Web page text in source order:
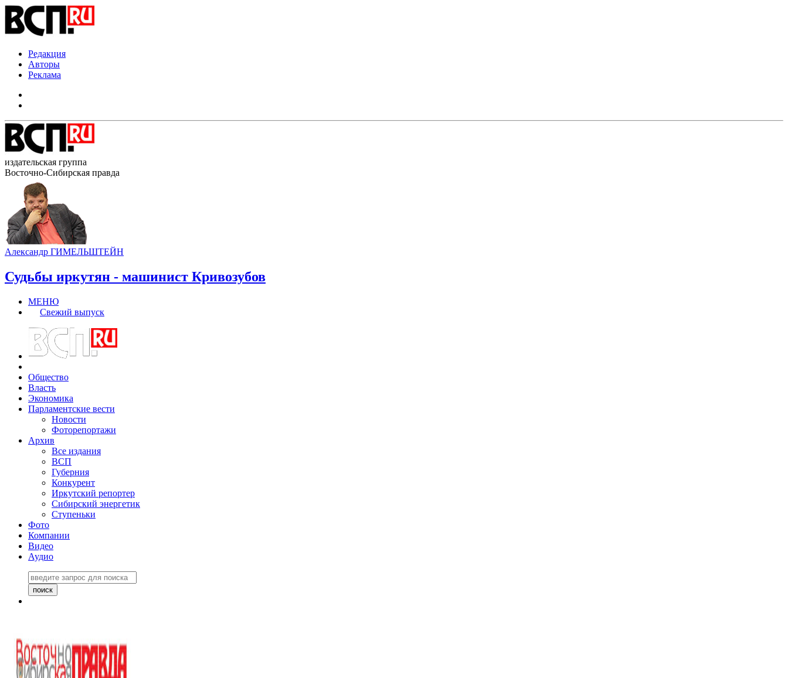
Редакция
Авторы
Реклама
издательская группа
Восточно-Сибирская правда
Александр ГИМЕЛЬШТЕЙН
Судьбы иркутян - машинист Кривозубов
МЕНЮ
Свежий выпуск
Общество
Власть
Экономика
Парламентские вести
Новости
Фоторепортажи
Архив
Все издания
ВСП
Губерния
Конкурент
Иркутский репортер
Сибирский энергетик
Ступеньки
Фото
Компании
Видео
Аудио